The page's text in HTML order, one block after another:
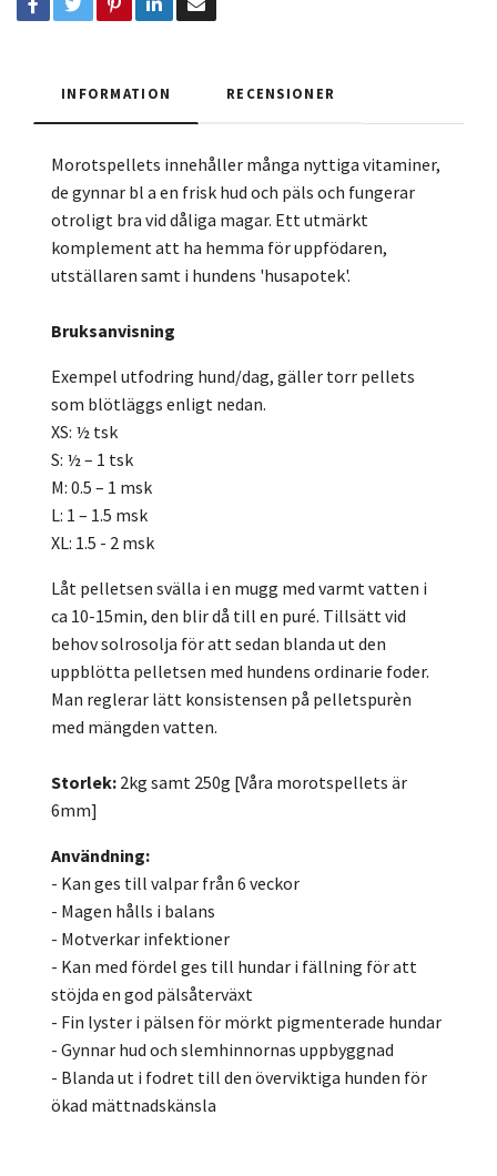
INFORMATION RECENSIONER
Morotspellets innehåller många nyttiga vitaminer,
de gynnar bl a en frisk hud och päls och fungerar
otroligt bra vid dåliga magar. Ett utmärkt
komplement att ha hemma för uppfödaren,
utställaren samt i hundens 'husapotek'.
Bruksanvisning
Exempel utfodring hund/dag, gäller torr pellets
som blötläggs enligt nedan.
XS: ½ tsk
S: ½ – 1 tsk
M: 0.5 – 1 msk
L: 1 – 1.5 msk
XL: 1.5 - 2 msk
Låt pelletsen svälla i en mugg med varmt vatten i
ca 10-15min, den blir då till en puré. Tillsätt vid
behov solrosolja för att sedan blanda ut den
uppblötta pelletsen med hundens ordinarie foder.
Man reglerar lätt konsistensen på pelletspurèn
med mängden vatten.
Storlek: 2kg samt 250g [Våra morotspellets är
6mm]
Användning:
- Kan ges till valpar från 6 veckor
- Magen hålls i balans
- Motverkar infektioner
- Kan med fördel ges till hundar i fällning för att
stöjda en god pälsåterväxt
- Fin lyster i pälsen för mörkt pigmenterade hundar
- Gynnar hud och slemhinnornas uppbyggnad
- Blanda ut i fodret till den överviktiga hunden för
ökad mättnadskänsla